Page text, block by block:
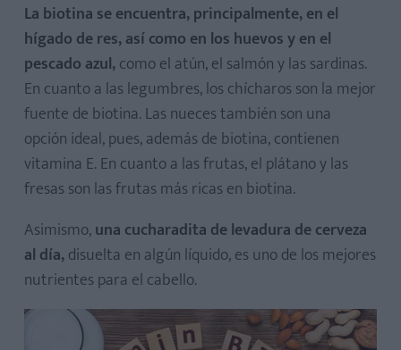
La biotina se encuentra, principalmente, en el
hígado de res, así como en los huevos y en el
pescado azul,como el atún, el salmón y las sardinas.
En cuanto a las legumbres, los chícharos son la mejor
fuente de biotina. Las nueces también son una
opción ideal, pues, además de biotina, contienen
vitamina E. En cuanto a las frutas, el plátano y las
fresas son las frutas más ricas en biotina.
Asimismo,una cucharadita de levadura de cerveza
al día,disuelta en algún líquido, es uno de los mejores
nutrientes para el cabello.